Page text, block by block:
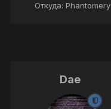
Откуда: Phantomery
Dae